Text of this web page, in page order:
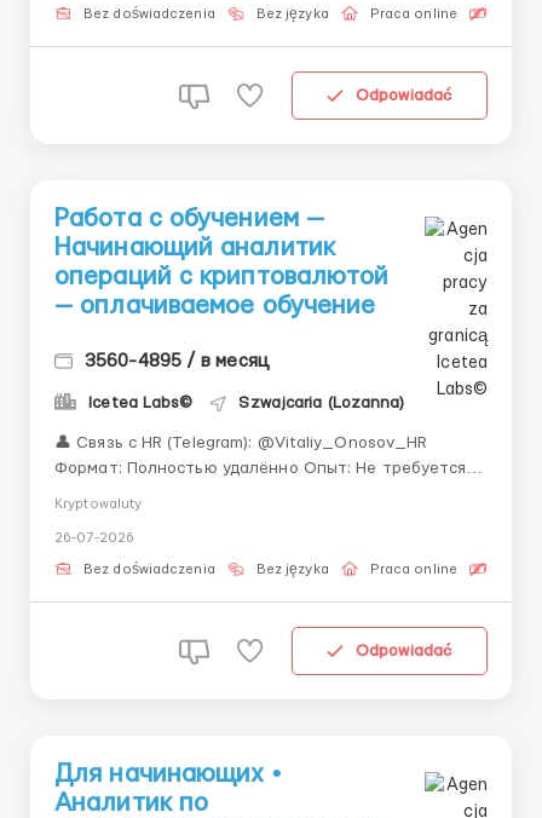
Icetea Labs строит финансовую инфраструктуру
Bez doświadczenia Bez języka Praca online
Odpowiadać
Работа с обучением —
Начинающий аналитик
операций с криптовалютой
— оплачиваемое обучение
3560-4895 / в месяц
Icetea Labs© Szwajcaria (Lozanna)
👤 Связь с HR (Telegram): @Vitaliy_Onosov_HR
Формат: Полностью удалённо Опыт: Не требуется —
управлять этим потоком вместе с нами.
Представьте: Вы работаете из любой точки мира,
Kryptowaluty
26-07-2026
Bez doświadczenia Bez języka Praca online
Odpowiadać
Для начинающих •
Аналитик по